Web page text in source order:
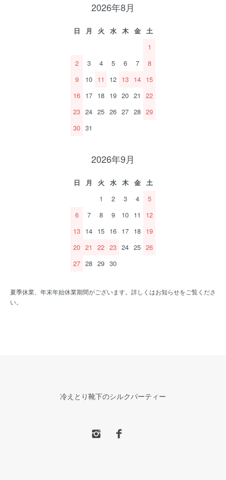
2026年8月
日 月 火 水 木 金
土
1
2
3 4 5 6 7
8
9
10 11 12 13 14 15
16 17 18 19 20 21
22
23 24 25 26 27 28 29
30 31
2026年9月
日 月 火 水 木 金
土
1
2 3 4
5
6
7 8 9 10 11
12
13 14 15 16 17 18 19
20 21 22 23 24 25 26
27 28 29 30
夏季休業、年末年始休業期間がございます。詳しくはお知らせをご覧くださ
い。
冷えとり靴下のシルクパーティー